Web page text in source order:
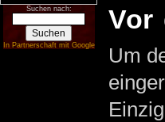
Suchen nach:
In Partnerschaft mit Google
Vor
Um